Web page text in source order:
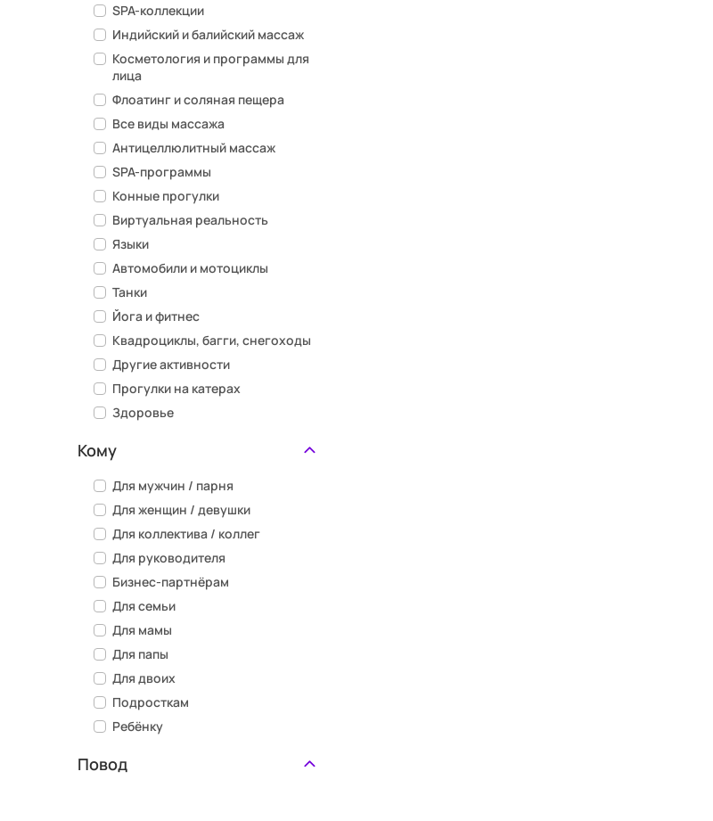
SPA-коллекции
Индийский и балийский массаж
Косметология и программы для
лица
Флоатинг и соляная пещера
Все виды массажа
Антицеллюлитный массаж
SPA-программы
Конные прогулки
Виртуальная реальность
Языки
Автомобили и мотоциклы
Танки
Йога и фитнес
Квадроциклы, багги, снегоходы
Другие активности
Прогулки на катерах
Здоровье
Кому
Для мужчин / парня
Для женщин / девушки
Для коллектива / коллег
Для руководителя
Бизнес-партнёрам
Для семьи
Для мамы
Для папы
Для двоих
Подросткам
Ребёнку
Повод